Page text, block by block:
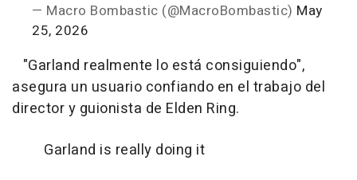
— Macro Bombastic (@MacroBombastic) May
25, 2026
"Garland realmente lo está consiguiendo",
asegura un usuario confiando en el trabajo del
director y guionista de Elden Ring.
Garland is really doing it